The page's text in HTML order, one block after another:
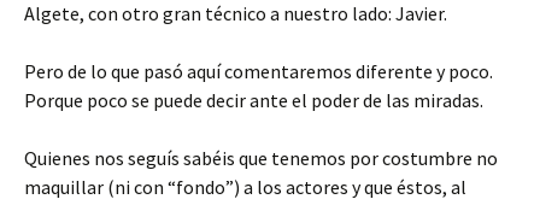
Algete, con otro gran técnico a nuestro lado: Javier.
Pero de lo que pasó aquí comentaremos diferente y poco.
Porque poco se puede decir ante el poder de las miradas.
Quienes nos seguís sabéis que tenemos por costumbre no
maquillar (ni con “fondo”) a los actores y que éstos, al